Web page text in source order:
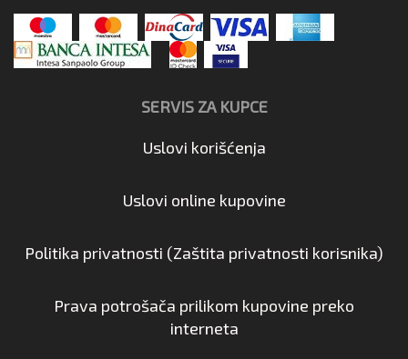
SERVIS ZA KUPCE
Uslovi korišćenja
Uslovi online kupovine
Politika privatnosti (Zaštita privatnosti korisnika)
Prava potrošača prilikom kupovine preko
interneta